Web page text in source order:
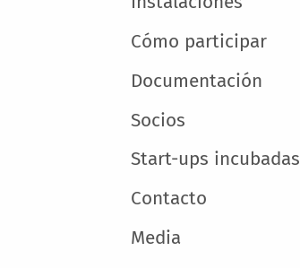
Cómo participar
Documentación
Socios
Start-ups incubadas
Contacto
Media